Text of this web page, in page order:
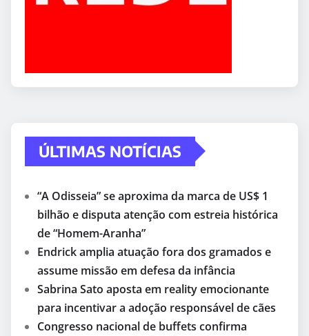
ÚLTIMAS NOTÍCIAS
“A Odisseia” se aproxima da marca de US$ 1
bilhão e disputa atenção com estreia histórica
de “Homem-Aranha”
Endrick amplia atuação fora dos gramados e
assume missão em defesa da infância
Sabrina Sato aposta em reality emocionante
para incentivar a adoção responsável de cães
Congresso nacional de buffets confirma